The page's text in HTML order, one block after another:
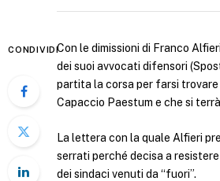
CONDIVIDICon le dimissioni di Franco
dei suoi avvocati difensori
partita la corsa per farsi trovare
Capaccio Paestum e che si
La lettera con la quale Alfieri
serrati perché decisa a
dei sindaci venuti da “fuori”.